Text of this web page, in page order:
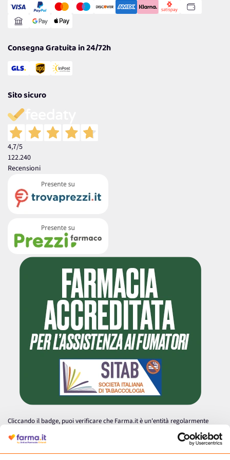
Gestisci Cookie
Reso Facile e Veloce
Consegna Gratuita in 24/72h
Sito sicuro
4,7/5
122.240
Recensioni
Cliccando il badge, puoi verificare che Farma.it è un'entità regolarmente
autorizzata dal Ministero della Salute a effettuare la vendita online di
medicinali.